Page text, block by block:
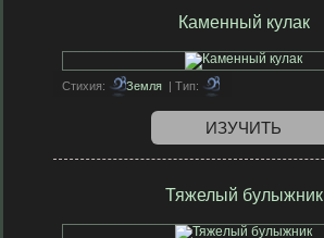
Каменный кулак
Стихия: Земля | Тип:
ИЗУЧИТЬ
Тяжелый булыжник